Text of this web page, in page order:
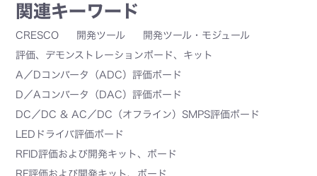
関連キーワード
CRESCO 開発ツール
開発ツール・モジュール
評価、デモンストレーションボード、キット
A／Dコンバータ（ADC）評価ボード
D／Aコンバータ（DAC）評価ボード
DC／DC & AC／DC（オフライン）SMPS評価ボード
LEDドライバ評価ボード
RFID評価および開発キット、ボード
RF評価および開発キット、ボード